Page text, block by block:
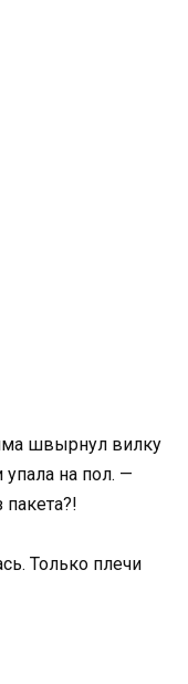
швырнул вилку
упала на пол. —
Только плечи